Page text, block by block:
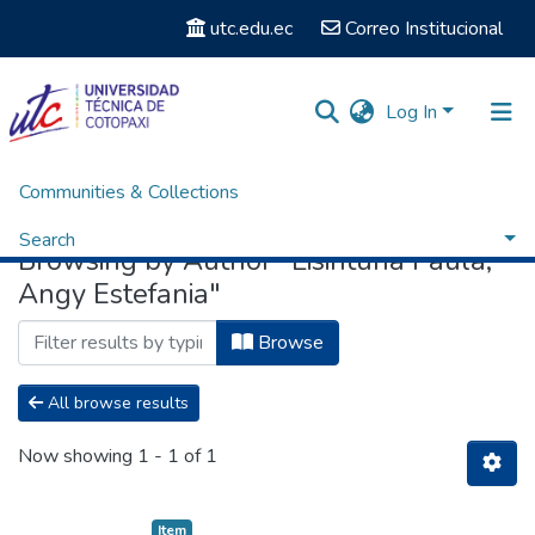
utc.edu.ec Correo Institucional
Log In
Communities & Collections
Search
Home Browse by Author
Browsing by Author "Lisintuña Paula,
Angy Estefania"
Browse
All browse results
Now showing 1 - 1 of 1
Item